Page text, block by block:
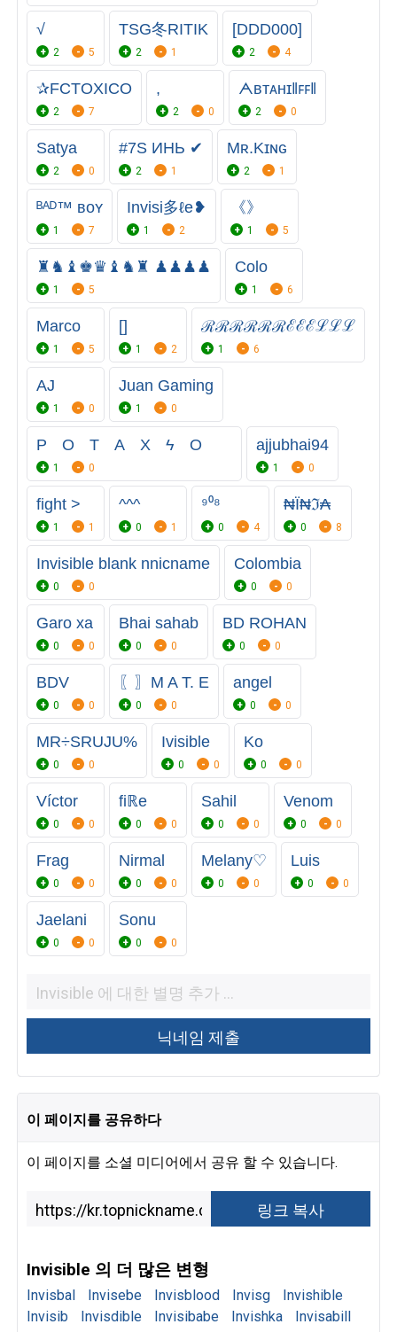
√
2 5
ㅤㅤㅤTSG冬RITIK
2 1
[DDD000]
2 4
✰FCㅤTOXICO
2 7
,
2 0
ᗅʙᴛᴀʜɪ‖ꜰꜰ‖
2 0
Satya
2 0
#7S ИНЬ ✔
2 1
Mʀ.Kɪɴɢ
2 1
ᴮᴬᴰ™ ʙᴏʏ
1 7
Invisi多ℓe❥
1 2
《》
1 5
♜♞♝♚♛♝♞♜ ♟♟♟♟
1 5
Colo
1 6
Marco
1 5
[]
1 2
ℛℛℛℛℛℛℰℰℰℒℒℒ
1 6
AJ
1 0
Juan Gaming
1 0
PﾠOﾠTﾠAﾠXﾠϟﾠOﾠﾠ
1 0
ajjubhai94
1 0
fight >
1 1
^^^
0 1
⁹⁰⁸
0 4
₦Ї₦ℑ₳
0 8
Invisible blank nnicname
0 0
Colombia
0 0
Garo xa
0 0
Bhai sahab
0 0
BD ROHAN
0 0
BDV
0 0
〖〗M A T. E
0 0
angel
0 0
MR÷SRUJU%
0 0
Ivisible
0 0
Ko
0 0
Víctor
0 0
fiℝe
0 0
Sahil
0 0
Venom
0 0
Frag
0 0
Nirmal
0 0
Melany♡
0 0
Luis
0 0
Jaelani
0 0
Sonu
0 0
이 페이지를 공유하다
이 페이지를 소셜 미디어에서 공유 할 수 있습니다.
Invisible 의 더 많은 변형
Invisbal Invisebe Invisblood Invisg
Invishible
Invisib
Invisdible Invisibabe Invishka
Invisabill